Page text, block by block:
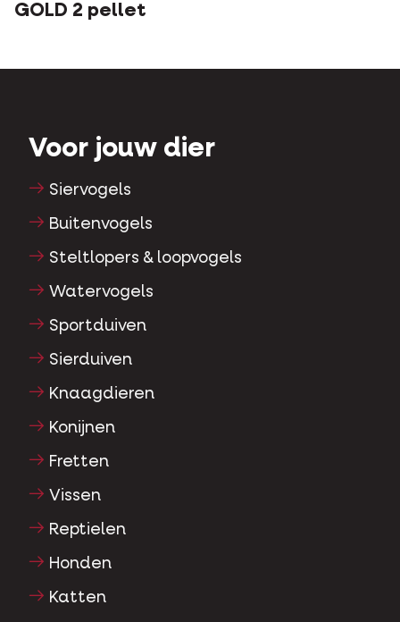
GOLD 2 pellet
Voor jouw dier
Siervogels
Buitenvogels
Steltlopers & loopvogels
Watervogels
Sportduiven
Sierduiven
Knaagdieren
Konijnen
Fretten
Vissen
Reptielen
Honden
Katten